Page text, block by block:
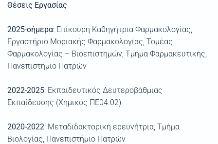
Θέσεις Εργασίας
2025-σήμερα: Επίκουρη Καθηγήτρια Φαρμακολογίας,
Εργαστήριο Μοριακής Φαρμακολογίας, Τομέας
Φαρμακολογίας – Βιοεπιστημών, Τμήμα Φαρμακευτικής,
Πανεπιστήμιο Πατρών
2022-2025: Εκπαιδευτικός Δευτεροβάθμιας
Εκπαίδευσης (Χημικός ΠΕ04.02)
2020-2022: Μεταδιδακτορική ερευνήτρια, Τμήμα
Βιολογίας, Πανεπιστήμιο Πατρών